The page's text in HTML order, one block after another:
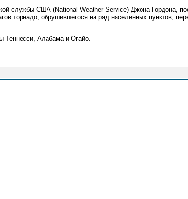
службы США (National Weather Service) Джона Гордона,
торнадо, обрушившегося на ряд населенных пунктов,
Теннесси, Алабама и Огайо.